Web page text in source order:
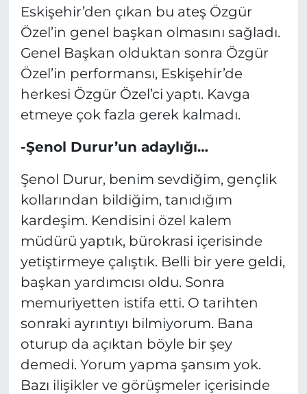
Eskişehir’den çıkan bu ateş Özgür
Özel’in genel başkan olmasını sağladı.
Genel Başkan olduktan sonra Özgür
Özel’in performansı, Eskişehir’de
herkesi Özgür Özel’ci yaptı. Kavga
etmeye çok fazla gerek kalmadı.
-Şenol Durur’un adaylığı…
Şenol Durur, benim sevdiğim, gençlik
kollarından bildiğim, tanıdığım
kardeşim. Kendisini özel kalem
müdürü yaptık, bürokrasi içerisinde
yetiştirmeye çalıştık. Belli bir yere geldi,
başkan yardımcısı oldu. Sonra
memuriyetten istifa etti. O tarihten
sonraki ayrıntıyı bilmiyorum. Bana
oturup da açıktan böyle bir şey
demedi. Yorum yapma şansım yok.
Bazı ilişikler ve görüşmeler içerisinde